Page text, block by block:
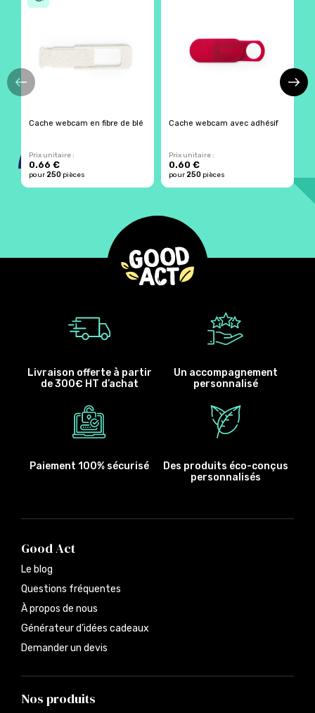
Cache webcam en fibre de blé
Prix unitaire :
0.66 €
pour250 pièces
Cache webcam avec adhésif
Prix unitaire :
0.60 €
pour250 pièces
Livraison offerte à partir
de 300€ HT d’achat
Un accompagnement
personnalisé
Paiement 100% sécurisé
Des produits éco-conçus
personnalisés
Good Act
Le blog
Questions fréquentes
À propos de nous
Générateur d’idées cadeaux
Demander un devis
Nos produits